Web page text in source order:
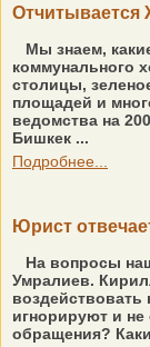
Отчитывается
Мы знаем,
коммунального
столицы,
площадей и
ведомства на
Бишкек ...
Подробнее...
Юрист
На вопросы
Умралиев.
игнорируют и
обращения?